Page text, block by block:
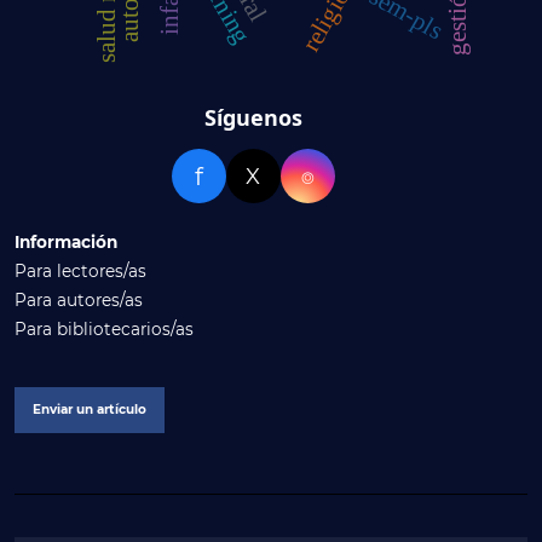
sem-pls
Síguenos
f X ⌾
Información
Para lectores/as
Para autores/as
Para bibliotecarios/as
Enviar un artículo